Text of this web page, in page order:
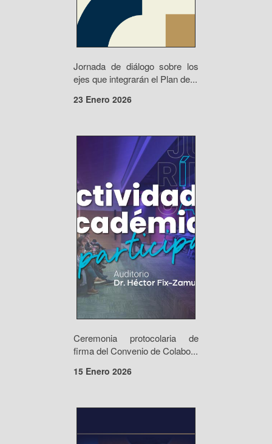
Jornada de diálogo sobre los
ejes que integrarán el Plan de...
23 Enero 2026
Ceremonia protocolaria de
firma del Convenio de Colabo...
15 Enero 2026